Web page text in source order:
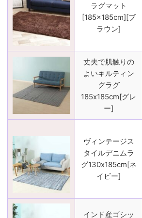
ラグマット
[185×185cm][ブ
ラウン]
丈夫で肌触りの
よいキルティン
グラグ
185x185cm[グレ
ー]
ヴィンテージス
タイルデニムラ
グ130x185cm[ネ
イビー]
インド産ゴシッ